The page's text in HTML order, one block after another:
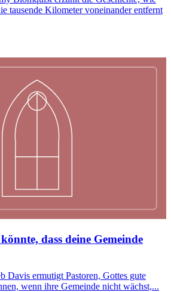
tausende Kilometer voneinander entfernt
dass deine Gemeinde
Davis ermutigt Pastoren, Gottes gute
wenn ihre Gemeinde nicht wächst,...